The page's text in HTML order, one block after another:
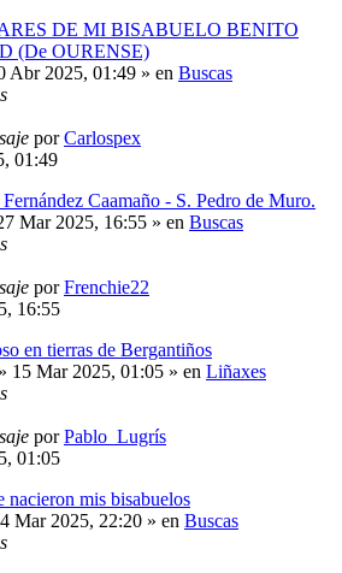
DE MI BISABUELO BENITO
(De OURENSE)
Abr 2025, 01:49 » en Buscas
porCarlospex
01:49
Caamaño - S. Pedro de Muro.
Mar 2025, 16:55 » en Buscas
porFrenchie22
16:55
en tierras de Bergantiños
» 15 Mar 2025, 01:05 » en Liñaxes
porPablo_Lugrís
01:05
nacieron mis bisabuelos
Mar 2025, 22:20 » en Buscas